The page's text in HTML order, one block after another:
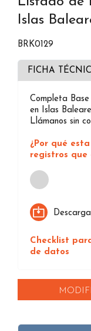
Islas
BRK0129
FICHA
Completa
en Islas
Llámanos sin
¿Por qué
registros que
Loading...
Checklist
de datos